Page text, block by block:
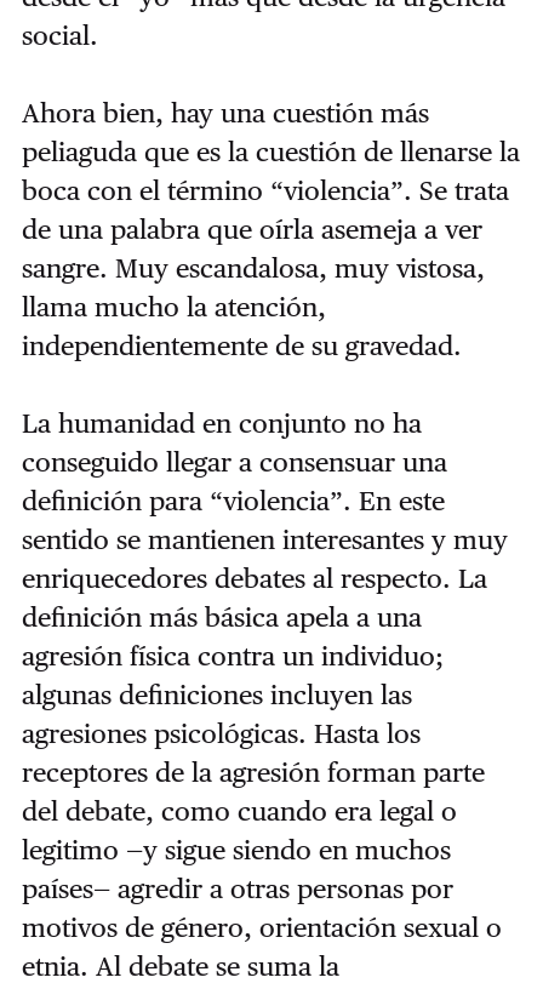
social.
Ahora bien, hay una cuestión más
peliaguda que es la cuestión de llenarse la
boca con el término “violencia”. Se trata
de una palabra que oírla asemeja a ver
sangre. Muy escandalosa, muy vistosa,
llama mucho la atención,
independientemente de su gravedad.
La humanidad en conjunto no ha
conseguido llegar a consensuar una
definición para “violencia”. En este
sentido se mantienen interesantes y muy
enriquecedores debates al respecto. La
definición más básica apela a una
agresión física contra un individuo;
algunas definiciones incluyen las
agresiones psicológicas. Hasta los
receptores de la agresión forman parte
del debate, como cuando era legal o
legitimo —y sigue siendo en muchos
países— agredir a otras personas por
motivos de género, orientación sexual o
etnia. Al debate se suma la